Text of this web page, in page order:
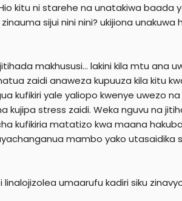
kitu ni starehe na unatakiwa baada
sijui nini nini? ukijiona
makhususi... lakini kila mtu ana
zaidi anaweza kupuuza kila kitu
kufikiri yale yaliopo kwenye uwezo
kujipa stress zaidi. Weka nguvu na
kufikiria matatizo kwa maana
mambo yako
umaarufu kadiri siku